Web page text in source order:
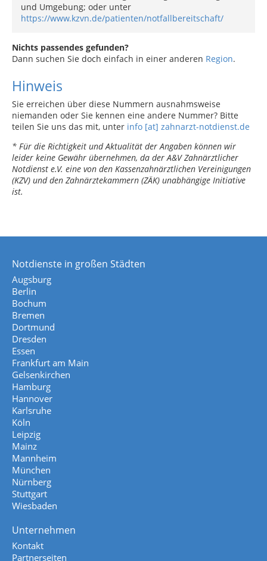
und Umgebung; oder unter
https://www.kzvn.de/patienten/notfallbereitschaft/
Nichts passendes gefunden?
Dann suchen Sie doch einfach in einer anderen Region.
Hinweis
Sie erreichen über diese Nummern ausnahmsweise
niemanden oder Sie kennen eine andere Nummer? Bitte
teilen Sie uns das mit, unter info [at] zahnarzt-notdienst.de
* Für die Richtigkeit und Aktualität der Angaben können wir
leider keine Gewähr übernehmen, da der A&V Zahnärztlicher
Notdienst e.V. eine von den Kassenzahnärztlichen Vereinigungen
(KZV) und den Zahnärztekammern (ZÄK) unabhängige Initiative
ist.
Notdienste in großen Städten
Augsburg
Berlin
Bochum
Bremen
Dortmund
Dresden
Essen
Frankfurt am Main
Gelsenkirchen
Hamburg
Hannover
Karlsruhe
Köln
Leipzig
Mainz
Mannheim
München
Nürnberg
Stuttgart
Wiesbaden
Unternehmen
Kontakt
Partnerseiten